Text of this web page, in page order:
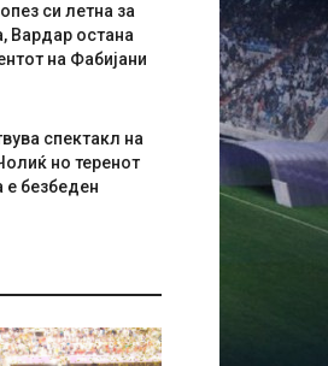
си летна за
Вардар остана
на Фабијани
спектакл на
но теренот
е безбеден